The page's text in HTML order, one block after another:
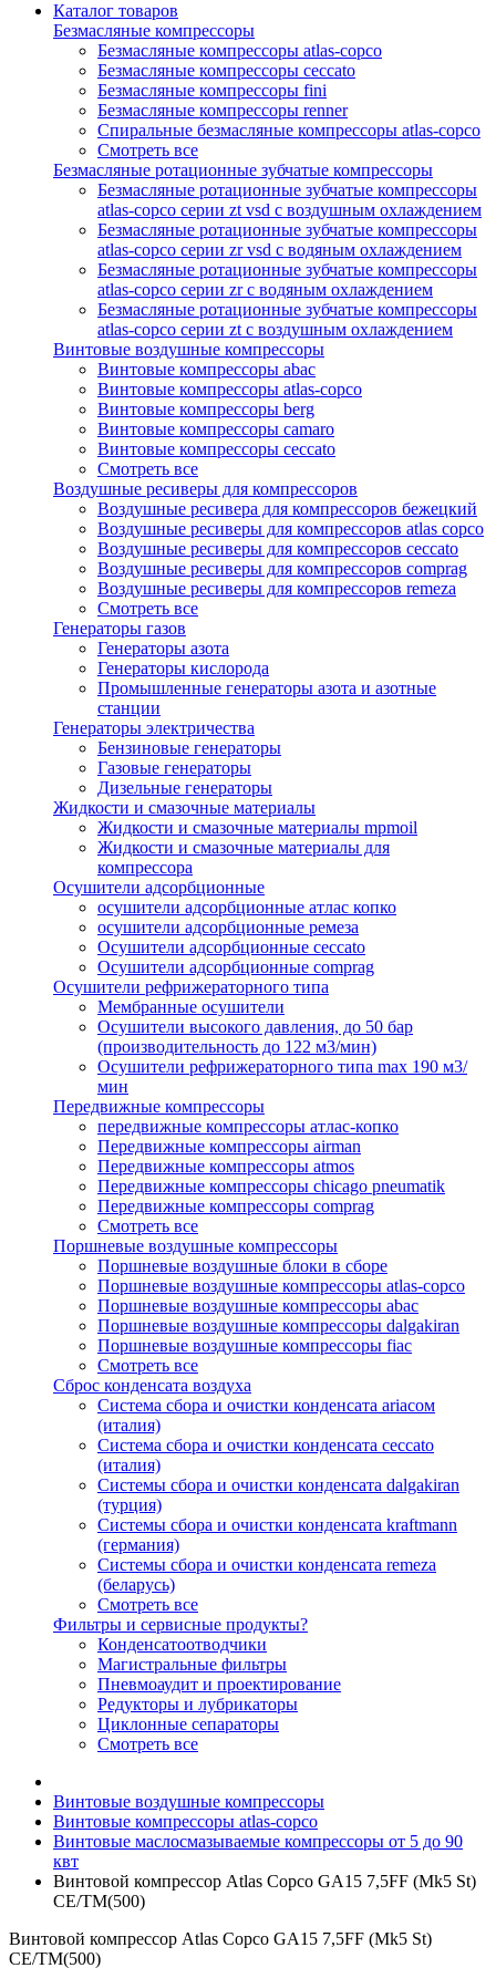
Каталог товаров
Безмасляные компрессоры
Безмасляные компрессоры atlas-copco
Безмасляные компрессоры ceccato
Безмасляные компрессоры fini
Безмасляные компрессоры renner
Спиральные безмасляные компрессоры atlas-copco
Смотреть все
Безмасляные ротационные зубчатые компрессоры
Безмасляные ротационные зубчатые компрессоры
atlas-copco серии zt vsd с воздушным охлаждением
Безмасляные ротационные зубчатые компрессоры
atlas-copco серии zr vsd с водяным охлаждением
Безмасляные ротационные зубчатые компрессоры
atlas-copco серии zr с водяным охлаждением
Безмасляные ротационные зубчатые компрессоры
atlas-copco серии zt с воздушным охлаждением
Винтовые воздушные компрессоры
Винтовые компрессоры abac
Винтовые компрессоры atlas-copco
Винтовые компрессоры berg
Винтовые компрессоры camaro
Винтовые компрессоры ceccato
Смотреть все
Воздушные ресиверы для компрессоров
Воздушные ресивера для компрессоров бежецкий
Воздушные ресиверы для компрессоров atlas copco
Воздушные ресиверы для компрессоров ceccato
Воздушные ресиверы для компрессоров comprag
Воздушные ресиверы для компрессоров remeza
Смотреть все
Генераторы газов
Генераторы азота
Генераторы кислорода
Промышленные генераторы азота и азотные
станции
Генераторы электричества
Бензиновые генераторы
Газовые генераторы
Дизельные генераторы
Жидкости и смазочные материалы
Жидкости и смазочные материалы mpmoil
Жидкости и смазочные материалы для
компрессора
Осушители адсорбционные
осушители адсорбционные атлас копко
осушители адсорбционные ремеза
Осушители адсорбционные ceccato
Осушители адсорбционные comprag
Осушители рефрижераторного типа
Мембранные осушители
Осушители высокого давления, до 50 бар
(производительность до 122 м3/мин)
Осушители рефрижераторного типа max 190 м3/
мин
Передвижные компрессоры
передвижные компрессоры атлас-копко
Передвижные компрессоры airman
Передвижные компрессоры atmos
Передвижные компрессоры chicago pneumatik
Передвижные компрессоры comprag
Смотреть все
Поршневые воздушные компрессоры
Поршневые воздушные блоки в сборе
Поршневые воздушные компрессоры atlas-copco
Поршневые воздушные компрессоры abac
Поршневые воздушные компрессоры dalgakiran
Поршневые воздушные компрессоры fiac
Смотреть все
Сброс конденсата воздуха
Система сбора и очистки конденсата ariacом
(италия)
Система сбора и очистки конденсата ceccato
(италия)
Системы сбора и очистки конденсата dalgakiran
(турция)
Системы сбора и очистки конденсата kraftmann
(германия)
Системы сбора и очистки конденсата remeza
(беларусь)
Смотреть все
Фильтры и сервисные продукты?
Конденсатоотводчики
Магистральные фильтры
Пневмоаудит и проектирование
Редукторы и лубрикаторы
Циклонные сепараторы
Смотреть все
Винтовые воздушные компрессоры
Винтовые компрессоры atlas-copco
Винтовые маслосмазываемые компрессоры от 5 до 90
квт
Винтовой компрессор Atlas Copco GA15 7,5FF (Mk5 St)
СЕ/TM(500)
Винтовой компрессор Atlas Copco GA15 7,5FF (Mk5 St)
СЕ/TM(500)